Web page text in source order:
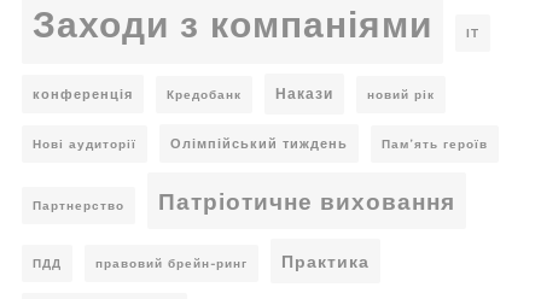
Заходи з компаніями ІТ
конференція Кредобанк Накази новий рік
Нові аудиторії Олімпійський тиждень Пам’ять героїв
Партнерство Патріотичне виховання
ПДД правовий брейн-ринг Практика